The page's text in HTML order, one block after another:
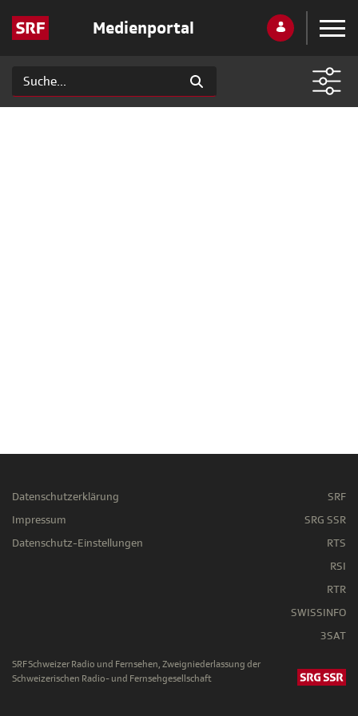
Medienportal
Datenschutzerklärung
Impressum
Datenschutz-Einstellungen
SRF
SRG SSR
RTS
RSI
RTR
SWISSINFO
3SAT
SRF Schweizer Radio und Fernsehen, Zweigniederlassung der
Schweizerischen Radio- und Fernsehgesellschaft